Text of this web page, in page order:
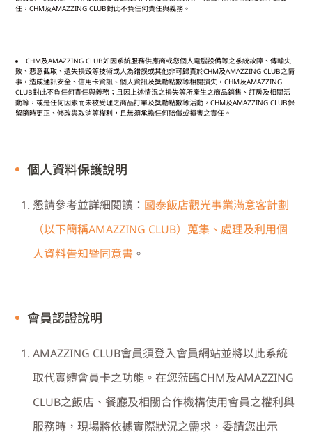
任，CHM及AMAZZING CLUB對此不負任何責任與義務。
CHM及AMAZZING CLUB如因系統服務供應商或您個人電腦設備等之系統故障、傳輸失
敗、惡意截取、遺失損毀等技術或人為錯誤或其他非可歸責於CHM及AMAZZING CLUB之情
事，造成通訊安全、信用卡資訊、個人資訊及獎勵點數等相關損失，CHM及AMAZZING
CLUB對此不負任何責任與義務；且因上述情況之損失等所產生之商品銷售、訂房及相關活
動等，或是任何因素而未被受理之商品訂單及獎勵點數等活動，CHM及AMAZZING CLUB保
留隨時更正、修改與取消等權利，且無須承擔任何賠償或損害之責任。
個人資料保護說明
懇請參考並詳細閱讀： 國泰飯店觀光事業滿意客計劃
（以下簡稱AMAZZING CLUB）蒐集、處理及利用個
人資料告知暨同意書 。
會員認證說明
AMAZZING CLUB會員須登入會員網站並將以此系統
取代實體會員卡之功能。在您蒞臨CHM及AMAZZING
CLUB之飯店、餐廳及相關合作機構使用會員之權利與
服務時，現場將依據實際狀況之需求，委請您出示